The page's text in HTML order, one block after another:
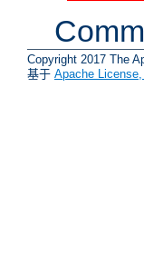
Copyright 2017 The
基于 Apache